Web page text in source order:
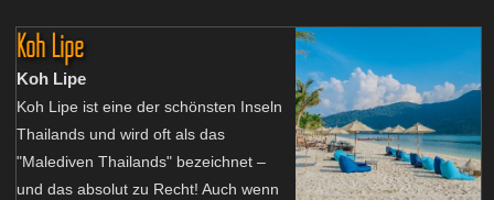
Koh Lipe
Koh Lipe
Koh Lipe ist eine der schönsten Inseln
Thailands und wird oft als das
"Malediven Thailands" bezeichnet –
und das absolut zu Recht! Auch wenn